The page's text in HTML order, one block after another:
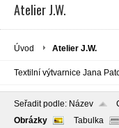
Atelier J.W.
Úvod Atelier J.W.
Textilní výtvarnice Jana
Seřadit podle: Název
Obrázky
Tabulka